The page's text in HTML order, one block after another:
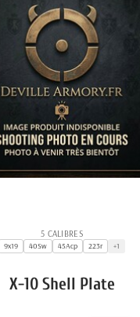
5 CALIBRES
9x19 40Sw 45Acp 223r +1
X-10 Shell Plate